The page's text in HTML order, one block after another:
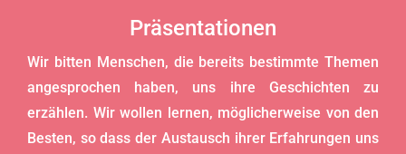
Präsentationen
Wir bitten Menschen, die bereits bestimmte Themen
angesprochen haben, uns ihre Geschichten zu
erzählen. Wir wollen lernen, möglicherweise von den
Besten, so dass der Austausch ihrer Erfahrungen uns